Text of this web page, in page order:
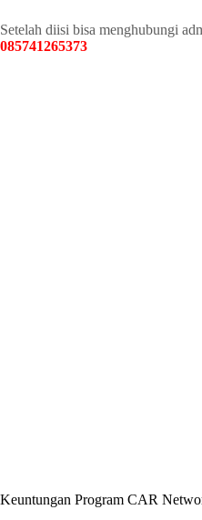
Setelah diisi bisa menghubungi
085741265373
Keuntungan Program CAR